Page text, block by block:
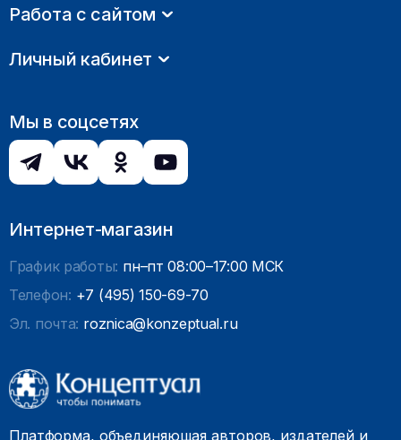
Работа с сайтом
Личный кабинет
Мы в соцсетях
Интернет-магазин
График работы: пн–пт 08:00–17:00 МСК
Телефон: +7 (495) 150-69-70
Эл. почта: roznica@konzeptual.ru
Платформа, объединяющая авторов, издателей и